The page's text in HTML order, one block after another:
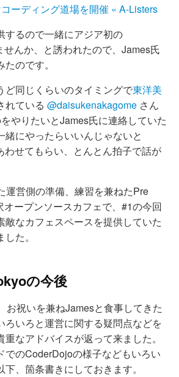
ーディング道場を開催 « A-Listers
するので一緒にアジア初の
んか、と誘われたので、James氏
のです。
ど同じくらいのタイミングで東洋美
れている @daisukenakagome さん
やりたいとJames氏に連絡していた
緒にやったらいいんじゃないと
わせてもらい、とんとん拍子で話が
運営側の準備、練習を兼ねたPre
ープンソースカフェで、#1の今回
敵なカフェスペースを提供していた
た。
の今後
お祝いを兼ねJamesと食事してきた
ろいろと運営に関する疑問点などを
なアドバイスが返って来ました。
でのCoderDojoの様子などもいろい
、箇条書きにしておきます。